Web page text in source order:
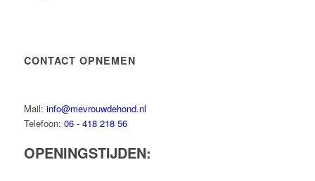
CONTACT OPNEMEN
Mail: info@mevrouwdehond.nl
Telefoon: 06 - 418 218 56
OPENINGSTIJDEN: